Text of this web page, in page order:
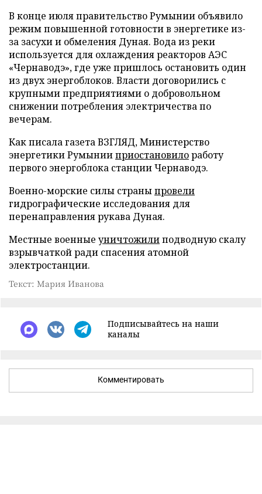
В конце июля правительство Румынии объявило
режим повышенной готовности в энергетике из-
за засухи и обмеления Дуная. Вода из реки
используется для охлаждения реакторов АЭС
«Чернаводэ», где уже пришлось остановить один
из двух энергоблоков. Власти договорились с
крупными предприятиями о добровольном
снижении потребления электричества по
вечерам.
Как писала газета ВЗГЛЯД, Министерство
энергетики Румынииприостановилоработу
первого энергоблока станции Чернаводэ.
Военно-морские силы страныпровели
гидрографические исследования для
перенаправления рукава Дуная.
Местные военные уничтожилиподводную скалу
взрывчаткой ради спасения атомной
электростанции.
Текст: Мария Иванова
Подписывайтесь на наши
каналы
Комментировать